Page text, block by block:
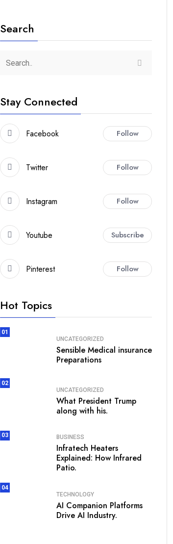
Search
Stay Connected
Facebook Follow
Twitter Follow
Instagram Follow
Youtube Subscribe
Pinterest Follow
Hot Topics
01
UNCATEGORIZED
Sensible Medical insurance
Preparations
02
UNCATEGORIZED
What President Trump
along with his.
03 BUSINESS
Infratech Heaters
Explained: How Infrared
Patio.
04
TECHNOLOGY
AI Companion Platforms
Drive AI Industry.